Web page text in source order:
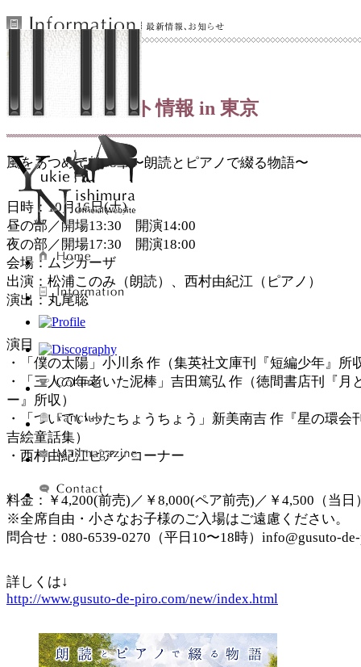
10/16 コンサート情報 in 東京
風をあつめて第18章〜朗読とピアノで綴る物語〜
日時：10月16日(土)
昼の部／開場13:30 開演14:00
夜の部／開場17:30 開演18:00
会場：ムジカーザ
出演：松浦このみ（朗読）、西村由紀江（ピアノ）
演出：丸尾聡
演目
・「僕の太陽」小川糸 作（集英社文庫刊『短編少年』所
・「三人の年老いた泥棒」吉田篤弘 作（徳間書店刊『月
ー』所収）
・「ついていったちょうちょう」新美南吉 作『星の環
吉絵童話集）
・西村由紀江ピアノコーナー
料金：￥4,200(前売)／￥8,000(ペア前売)／￥4,500（当日
※全席自由・小さなお子様のご入場はご遠慮ください。
問合せ：080-6539-0270（平日10〜18時）info@gusuto-
詳しくは↓
http://www.gusuto-de-piro.com/new/index.html